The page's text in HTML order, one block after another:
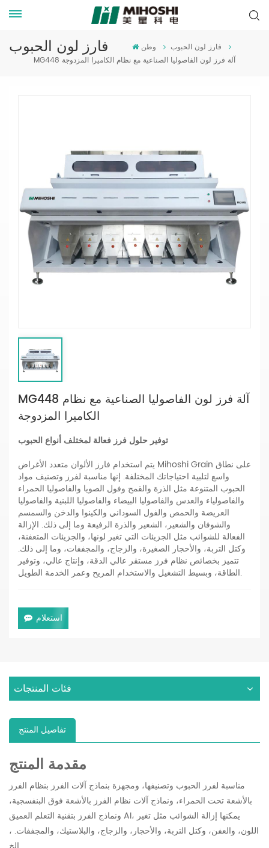
فارز لون الحبوب وطن
فارز لون الحبوب
MG448 آلة فرز لون الفاصوليا الصناعية مع نظام الكاميرا المزدوجة
MG448 آلة فرز لون الفاصوليا الصناعية مع نظام
الكاميرا المزدوجة
توفير حلول فرز فعالة لمختلف أنواع الحبوب
يتم استخدام فارز الألوان متعدد الأغراض Mihoshi Grain على نطاق
واسع لتلبية احتياجاتك المختلفة. إنها مناسبة لفرز وتصنيف مواد
الحبوب المتنوعة مثل الذرة والقمح وفول الصويا والفاصوليا الحمراء
والفاصولياء والعدس والفاصوليا البيضاء والفاصوليا اللبنية والفاصوليا
العريضة والحمص والفول السوداني والكينوا والدخن والسمسم
والشوفان والشعير، الشعير والذرة الرفيعة وما إلى ذلك. الإزالة
الفعالة للشوائب مثل الجزيئات التي تغير لونها، والجزيئات المتعفنة،
وكتل التربة، والأحجار الصغيرة، والزجاج، والمجففات، وما إلى ذلك.
تتميز بخصائص نظام فرز مستقر عالي الدقة، وإنتاج عالي، وتوفير
الطاقة، وبسيط التشغيل والاستخدام المريح وعمر الخدمة الطويل.
استعلام
فئات المنتجات
تفاصيل المنتج
مقدمة المنتج
مناسبة لفرز الحبوب وتصنيفها، ومجهزة بنماذج آلات الفرز بنظام الفرز
بالأشعة تحت الحمراء، ونماذج آلات نظام الفرز بالأشعة فوق البنفسجية،
ونماذج الفرز بتقنية التعلم العميق AI، يمكنها إزالة الشوائب مثل تغير
اللون، والعفن، وكتل التربة، والأحجار، والزجاج، والبلاستيك، والمجففات. ،